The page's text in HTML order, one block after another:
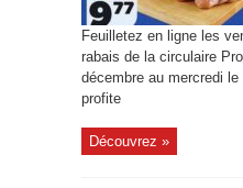
Feuilletez en ligne les
rabais de la circulaire
décembre au mercredi le
profite
Découvrez »